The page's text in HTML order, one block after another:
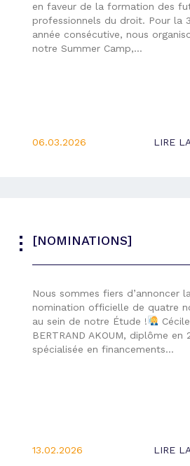
en faveur de la formation des
professionnels du droit. Pour la
année consécutive, nous
notre Summer Camp,…
06.03.2026 LIRE
[NOMINATIONS]
Nous sommes fiers d’annoncer la
nomination officielle de quatre
au sein de notre Étude !
Cécile
BERTRAND AKOUM, diplôme en
spécialisée en financements…
13.02.2026 LIRE